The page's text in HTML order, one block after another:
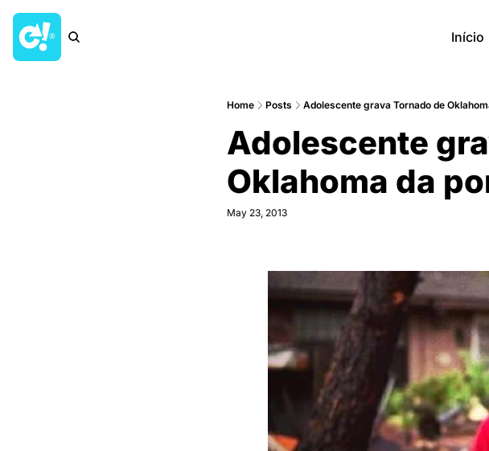
Início
Home Posts Adolescente grava Tornado de
Adolescente
Oklahoma da
May 23, 2013